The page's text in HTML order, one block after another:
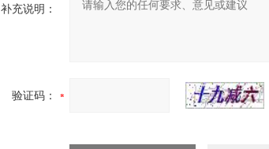
补充说明：
验证码：